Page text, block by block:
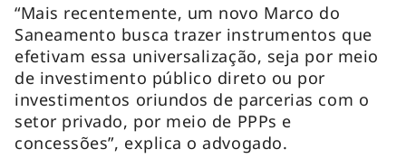
“Mais recentemente, um novo Marco do
Saneamento busca trazer instrumentos que
efetivam essa universalização, seja por meio
de investimento público direto ou por
investimentos oriundos de parcerias com o
setor privado, por meio de PPPs e
concessões”, explica o advogado.